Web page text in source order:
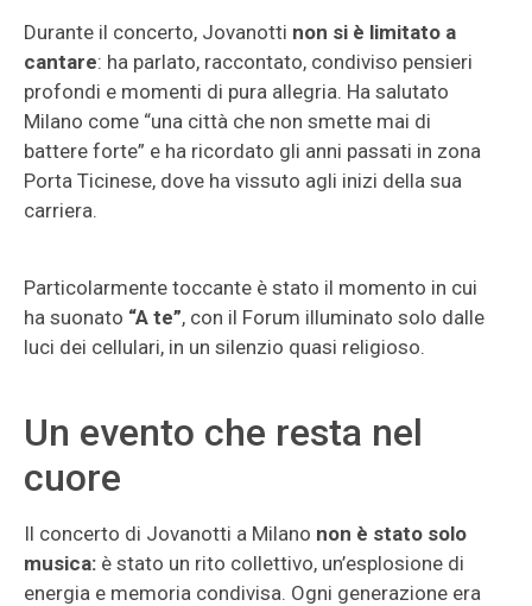
Durante il concerto, Jovanotti non si è limitato a
cantare: ha parlato, raccontato, condiviso pensieri
profondi e momenti di pura allegria. Ha salutato
Milano come “una città che non smette mai di
battere forte” e ha ricordato gli anni passati in zona
Porta Ticinese, dove ha vissuto agli inizi della sua
carriera.
Particolarmente toccante è stato il momento in cui
ha suonato “A te”, con il Forum illuminato solo dalle
luci dei cellulari, in un silenzio quasi religioso.
Un evento che resta nel
cuore
Il concerto di Jovanotti a Milano non è stato solo
musica: è stato un rito collettivo, un’esplosione di
energia e memoria condivisa. Ogni generazione era